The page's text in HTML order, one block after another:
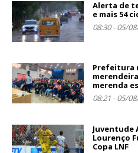
Alerta de
e mais 54
08:30 - 05/
Prefeitura
merenda
08:21 - 05/
Juventude
Lourenço
Copa LNF